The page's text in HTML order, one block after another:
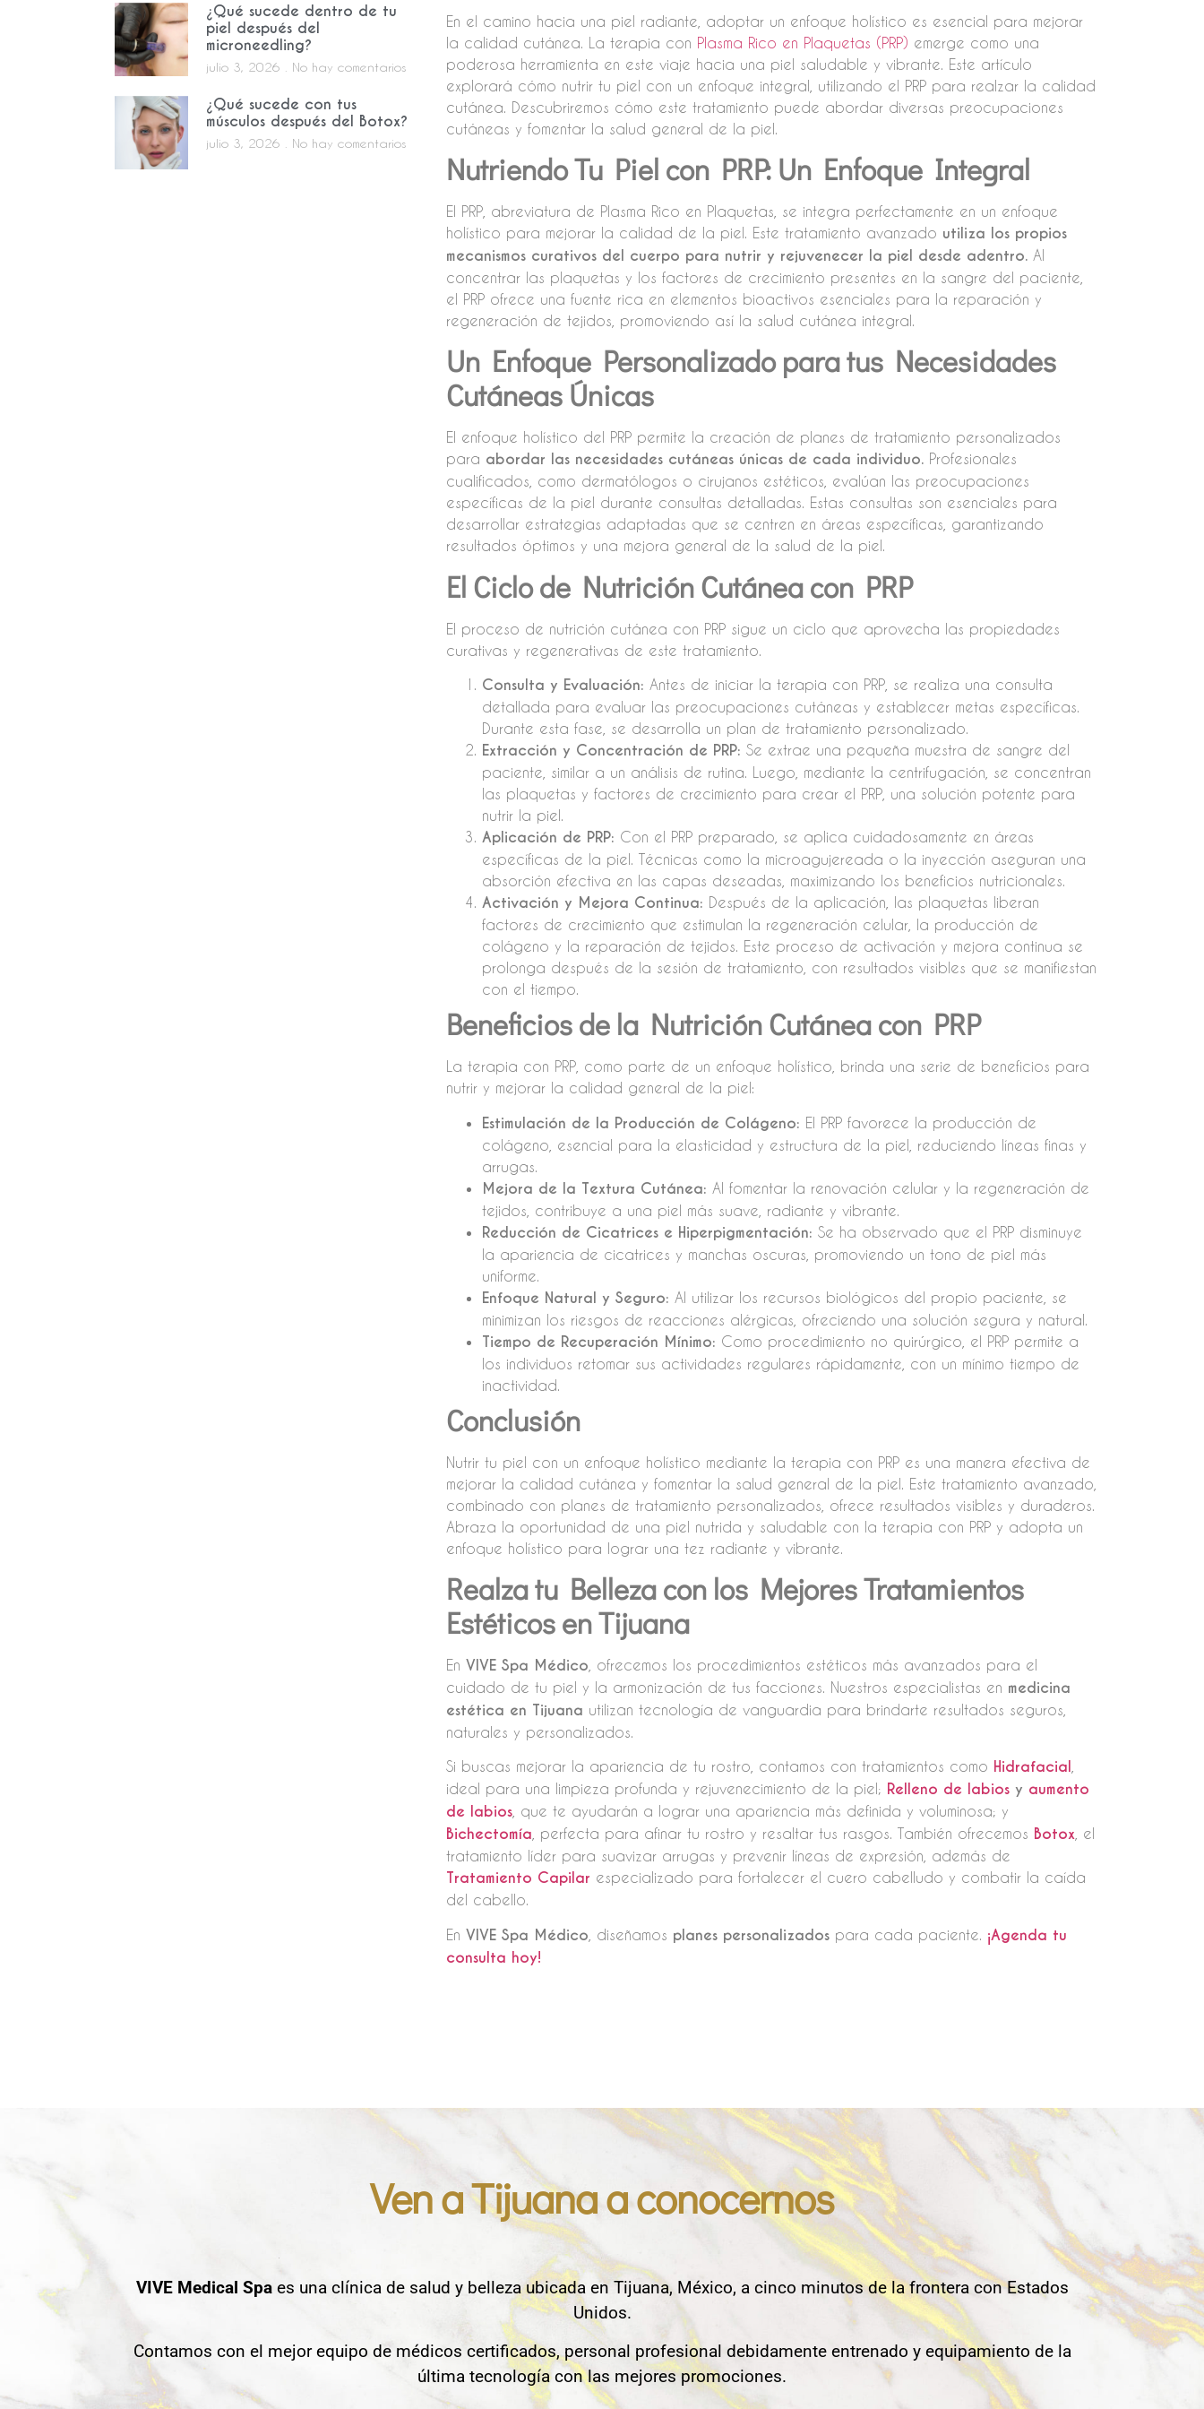
¿Qué sucede dentro de tu
piel después del
microneedling?
julio 3, 2026 No hay comentarios
¿Qué sucede con tus
músculos después del Botox?
julio 3, 2026 No hay comentarios
En el camino hacia una piel radiante, adoptar un enfoque holístico es esencial para mejorar
la calidad cutánea. La terapia con Plasma Rico en Plaquetas (PRP) emerge como una
poderosa herramienta en este viaje hacia una piel saludable y vibrante. Este artículo
explorará cómo nutrir tu piel con un enfoque integral, utilizando el PRP para realzar la calidad
cutánea. Descubriremos cómo este tratamiento puede abordar diversas preocupaciones
cutáneas y fomentar la salud general de la piel.
Nutriendo Tu Piel con PRP: Un Enfoque Integral
El PRP, abreviatura de Plasma Rico en Plaquetas, se integra perfectamente en un enfoque
holístico para mejorar la calidad de la piel. Este tratamiento avanzado utiliza los propios
mecanismos curativos del cuerpo para nutrir y rejuvenecer la piel desde adentro. Al
concentrar las plaquetas y los factores de crecimiento presentes en la sangre del paciente,
el PRP ofrece una fuente rica en elementos bioactivos esenciales para la reparación y
regeneración de tejidos, promoviendo así la salud cutánea integral.
Un Enfoque Personalizado para tus Necesidades
Cutáneas Únicas
El enfoque holístico del PRP permite la creación de planes de tratamiento personalizados
para abordar las necesidades cutáneas únicas de cada individuo.Profesionales
cualificados, como dermatólogos o cirujanos estéticos, evalúan las preocupaciones
específicas de la piel durante consultas detalladas. Estas consultas son esenciales para
desarrollar estrategias adaptadas que se centren en áreas específicas, garantizando
resultados óptimos y una mejora general de la salud de la piel.
El Ciclo de Nutrición Cutánea con PRP
El proceso de nutrición cutánea con PRP sigue un ciclo que aprovecha las propiedades
curativas y regenerativas de este tratamiento.
Consulta y Evaluación: Antes de iniciar la terapia con PRP, se realiza una consulta
detallada para evaluar las preocupaciones cutáneas y establecer metas específicas.
Durante esta fase, se desarrolla un plan de tratamiento personalizado.
Extracción y Concentración de PRP: Se extrae una pequeña muestra de sangre del
paciente, similar a un análisis de rutina. Luego, mediante la centrifugación, se concentran
las plaquetas y factores de crecimiento para crear el PRP, una solución potente para
nutrir la piel.
Aplicación de PRP: Con el PRP preparado, se aplica cuidadosamente en áreas
específicas de la piel. Técnicas como la microagujereada o la inyección aseguran una
absorción efectiva en las capas deseadas, maximizando los beneficios nutricionales.
Activación y Mejora Continua: Después de la aplicación, las plaquetas liberan
factores de crecimiento que estimulan la regeneración celular, la producción de
colágeno y la reparación de tejidos. Este proceso de activación y mejora continua se
prolonga después de la sesión de tratamiento, con resultados visibles que se manifiestan
con el tiempo.
Beneficios de la Nutrición Cutánea con PRP
La terapia con PRP, como parte de un enfoque holístico, brinda una serie de beneficios para
nutrir y mejorar la calidad general de la piel:
Estimulación de la Producción de Colágeno: El PRP favorece la producción de
colágeno, esencial para la elasticidad y estructura de la piel, reduciendo líneas finas y
arrugas.
Mejora de la Textura Cutánea: Al fomentar la renovación celular y la regeneración de
tejidos, contribuye a una piel más suave, radiante y vibrante.
Reducción de Cicatrices e Hiperpigmentación: Se ha observado que el PRP disminuye
la apariencia de cicatrices y manchas oscuras, promoviendo un tono de piel más
uniforme.
Enfoque Natural y Seguro: Al utilizar los recursos biológicos del propio paciente, se
minimizan los riesgos de reacciones alérgicas, ofreciendo una solución segura y natural.
Tiempo de Recuperación Mínimo: Como procedimiento no quirúrgico, el PRP permite a
los individuos retomar sus actividades regulares rápidamente, con un mínimo tiempo de
inactividad.
Conclusión
Nutrir tu piel con un enfoque holístico mediante la terapia con PRP es una manera efectiva de
mejorar la calidad cutánea y fomentar la salud general de la piel. Este tratamiento avanzado,
combinado con planes de tratamiento personalizados, ofrece resultados visibles y duraderos.
Abraza la oportunidad de una piel nutrida y saludable con la terapia con PRP y adopta un
enfoque holístico para lograr una tez radiante y vibrante.
Realza tu Belleza con los Mejores Tratamientos
Estéticos en Tijuana
En VIVE Spa Médico , ofrecemos los procedimientos estéticos más avanzados para el
cuidado de tu piel y la armonización de tus facciones. Nuestros especialistas en medicina
estética en Tijuana utilizan tecnología de vanguardia para brindarte resultados seguros,
naturales y personalizados.
Si buscas mejorar la apariencia de tu rostro, contamos con tratamientos como Hidrafacial
ideal para una limpieza profunda y rejuvenecimiento de la piel; Relleno de labiosy aumento
de labios, que te ayudarán a lograr una apariencia más definida y voluminosa; y
Bichectomía , perfecta para afinar tu rostro y resaltar tus rasgos. También ofrecemos Botox , el
tratamiento líder para suavizar arrugas y prevenir líneas de expresión, además de
Tratamiento Capilar especializado para fortalecer el cuero cabelludo y combatir la caída
del cabello.
En VIVE Spa Médico , diseñamos planes personalizadospara cada paciente. ¡Agenda tu
consulta hoy!
Ven a Tijuana a conocernos
VIVE Medical Spaes una clínica de salud y belleza ubicada en Tijuana, México, a cinco minutos de la frontera con Estados
Unidos.
Contamos con el mejor equipo de médicos certificados, personal profesional debidamente entrenado y equipamiento de la
última tecnología con las mejores promociones.